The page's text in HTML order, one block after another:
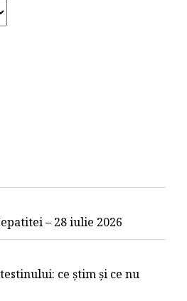
– 28 iulie 2026
ce știm și ce nu